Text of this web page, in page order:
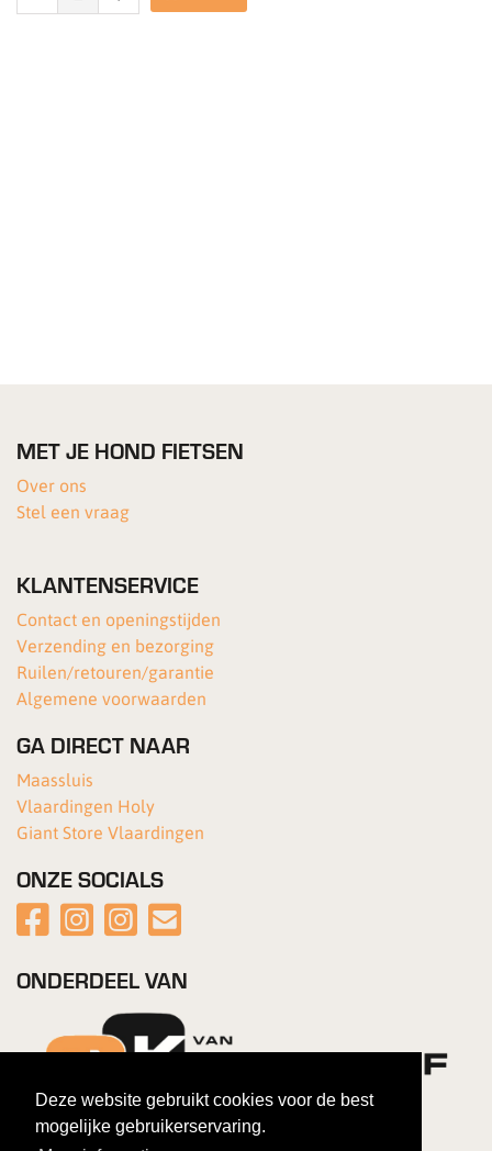
Deze website gebruikt cookies voor de best
mogelijke gebruikerservaring.
MET JE HOND FIETSEN
Over ons
Stel een vraag
KLANTENSERVICE
Contact en openingstijden
Verzending en bezorging
Ruilen/retouren/garantie
Algemene voorwaarden
GA DIRECT NAAR
Maassluis
Vlaardingen Holy
Giant Store Vlaardingen
ONZE SOCIALS
ONDERDEEL VAN